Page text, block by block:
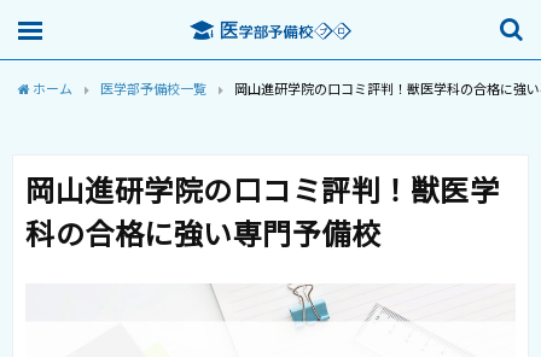
ホーム 医学部予備校一覧 岡山進研学院の口コミ評判！獣医学科の合格に強
岡山進研学院の口コミ評判！獣医学
科の合格に強い専門予備校